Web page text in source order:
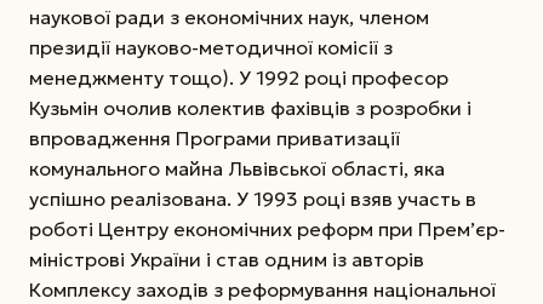
наукової ради з економічних наук, членом
президії науково-методичної комісії з
менеджменту тощо). У 1992 році професор
Кузьмін очолив колектив фахівців з розробки і
впровадження Програми приватизації
комунального майна Львівської області, яка
успішно реалізована. У 1993 році взяв участь в
роботі Центру економічних реформ при Прем’єр-
міністрові України і став одним із авторів
Комплексу заходів з реформування національної